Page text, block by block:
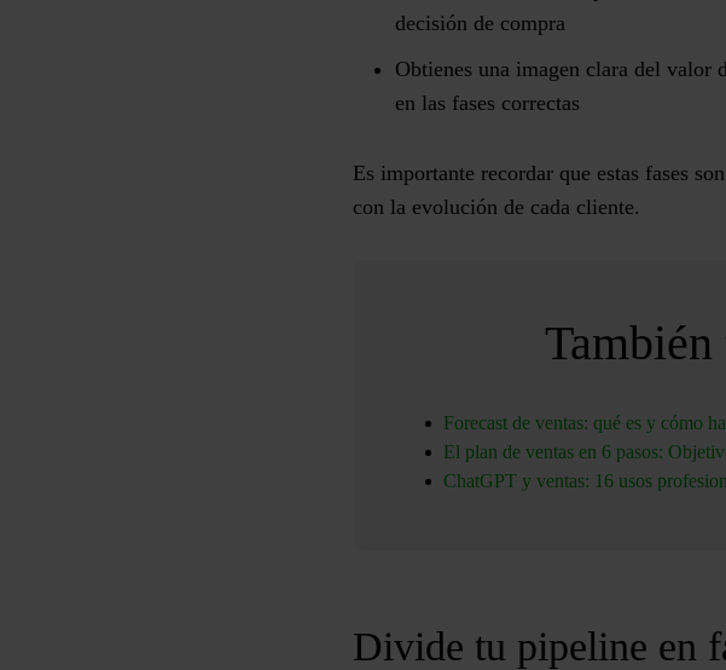
decisión de compra
Obtienes una imagen clara del valor
en las fases correctas
Es importante recordar que estas fases
con la evolución de cada cliente.
También
Forecast de ventas: qué es y cómo
El plan de ventas en 6 pasos:
ChatGPT y ventas: 16 usos
Divide tu pipeline en